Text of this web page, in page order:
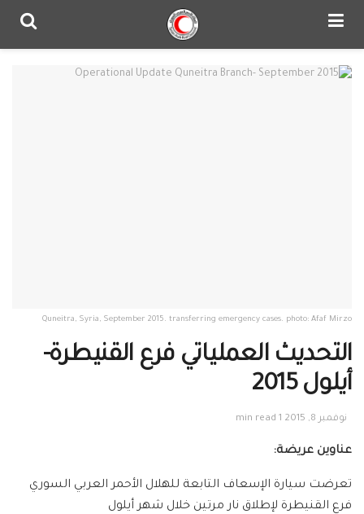
Quneitra, Syria, September 2015. transferring emergency cases. photo: Afaf Mirzo
التحديث العملياتي فرع القنيطرة-
أيلول 2015
نوفمبر 8, 2015 1 min read
عناوين عريضة:
تعرضت سيارة الإسعاف التابعة للهلال الأحمر العربي السوري
فرع القنيطرة لإطلاق نار مرتين خلال شهر أيلول